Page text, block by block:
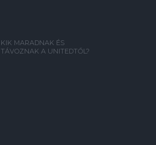
KIK MARADNAK ÉS
TÁVOZNAK A UNITEDTŐL?